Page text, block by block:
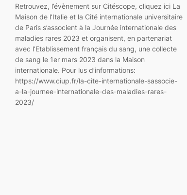
Retrouvez, l’évènement sur Citéscope, cliquez ici La
Maison de l’Italie et la Cité internationale universitaire
de Paris s’associent à la Journée internationale des
maladies rares 2023 et organisent, en partenariat
avec l’Etablissement français du sang, une collecte
de sang le 1er mars 2023 dans la Maison
internationale. Pour lus d’informations:
https://www.ciup.fr/la-cite-internationale-sassocie-
a-la-journee-internationale-des-maladies-rares-
2023/